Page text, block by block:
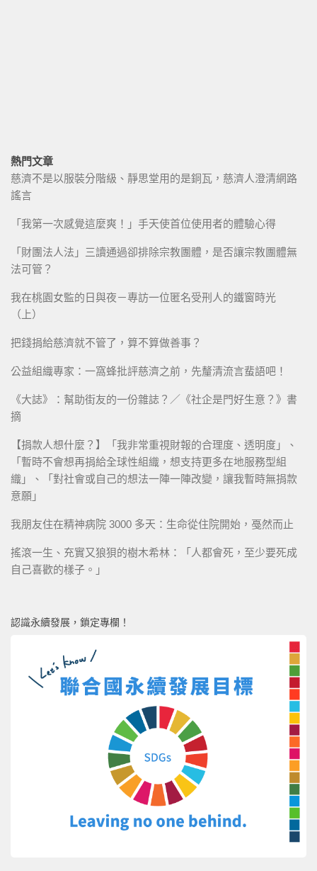
熱門文章
慈濟不是以服裝分階級、靜思堂用的是銅瓦，慈濟人澄清網路
謠言
「我第一次感覺這麼爽！」手天使首位使用者的體驗心得
「財團法人法」三讀通過卻排除宗教團體，是否讓宗教團體無
法可管？
我在桃園女監的日與夜－專訪一位匿名受刑人的鐵窗時光
（上）
把錢捐給慈濟就不管了，算不算做善事？
公益組織專家：一窩蜂批評慈濟之前，先釐清流言蜚語吧！
《大誌》：幫助街友的一份雜誌？／《社企是門好生意？》書
摘
【捐款人想什麼？】「我非常重視財報的合理度、透明度」、
「暫時不會想再捐給全球性組織，想支持更多在地服務型組
織」、「對社會或自己的想法一陣一陣改變，讓我暫時無捐款
意願」
我朋友住在精神病院 3000 多天：生命從住院開始，戞然而止
搖滾一生、充實又狼狽的樹木希林：「人都會死，至少要死成
自己喜歡的樣子。」
認識永續發展，鎖定專欄！